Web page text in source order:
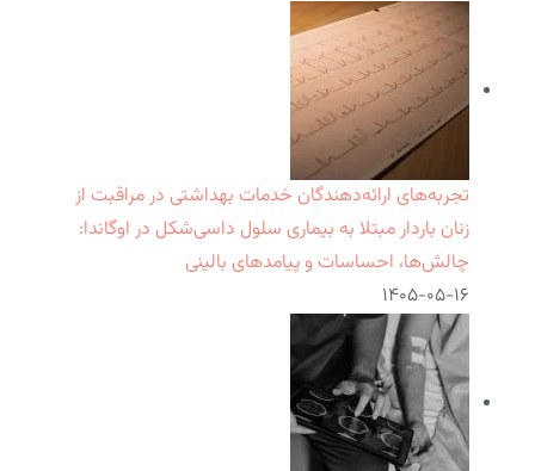
تجربه‌های ارائه‌دهندگان خدمات بهداشتی در مراقبت از
زنان باردار مبتلا به بیماری سلول داسی‌شکل در اوگاندا:
چالش‌ها، احساسات و پیامدهای بالینی
۱۴۰۵-۰۵-۱۶